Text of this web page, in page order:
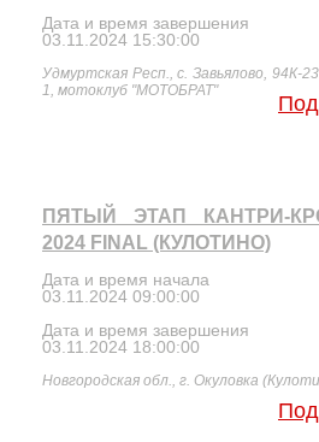
Дата и время завершения
03.11.2024 15:30:00
Удмуртская Респ., с. Завьялово, 94К-
1, мотоклуб "МОТОБРАТ"
ПЯТЫЙ ЭТАП КАНТРИ-
2024 FINAL (КУЛОТИНО)
Дата и время начала
03.11.2024 09:00:00
Дата и время завершения
03.11.2024 18:00:00
Новгородская обл., г. Окуловка